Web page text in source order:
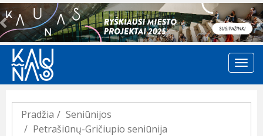
Previous
Pradžia
Seniūnijos
Petrašiūnų-Gričiupio seniūnija